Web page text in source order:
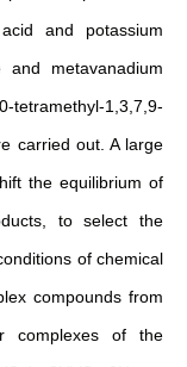
and potassium
and metavanadium
1,3,7,9-
carried out. A large
the equilibrium of
to select the
of chemical
compounds from
complexes of the